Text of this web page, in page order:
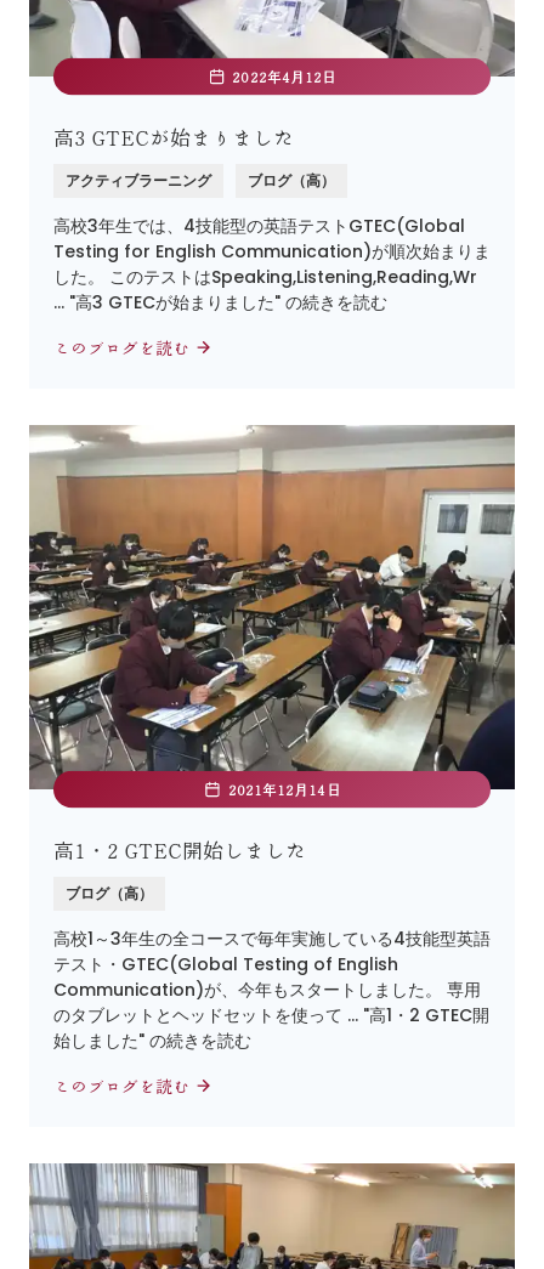
2022年4月12日
高3 GTECが始まりました
アクティブラーニング ブログ（高）
高校3年生では、4技能型の英語テストGTEC(Global
Testing for English Communication)が順次始まりま
した。 このテストはSpeaking,Listening,Reading,Wr
… "高3 GTECが始まりました" の続きを読む
このブログを読む
2021年12月14日
高1・2 GTEC開始しました
ブログ（高）
高校1～3年生の全コースで毎年実施している4技能型英語
テスト・GTEC(Global Testing of English
Communication)が、今年もスタートしました。 専用
のタブレットとヘッドセットを使って … "高1・2 GTEC開
始しました" の続きを読む
このブログを読む